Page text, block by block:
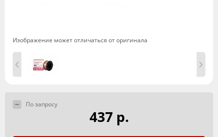
Изображение может отличаться от оригинала
По запросу
437 р.